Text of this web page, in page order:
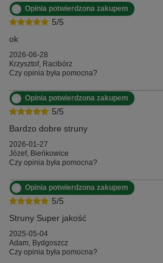
5/5
Opinia potwierdzona zakupem
ok
2026-06-28
Krzysztof, Racibórz
Czy opinia była pomocna?
5/5
Opinia potwierdzona zakupem
Bardzo dobre struny
2026-01-27
Józef, Bieńkowice
Czy opinia była pomocna?
5/5
Opinia potwierdzona zakupem
Struny Super jakość
2025-05-04
Adam, Bydgoszcz
Czy opinia była pomocna?